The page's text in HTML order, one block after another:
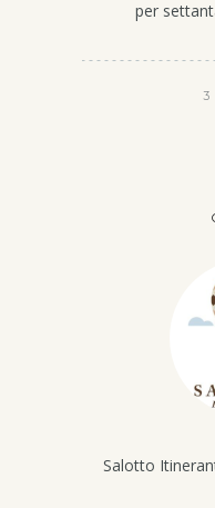
per
3
Salotto